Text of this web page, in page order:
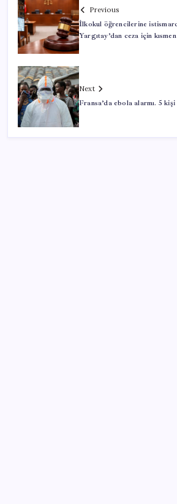
Previous
İlkokul öğrencilerine
Yargıtay’dan ceza için
Next
Fransa’da ebola alarmı. 5